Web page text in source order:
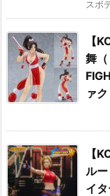
スボ
【
舞
ァ
【
ル
イ